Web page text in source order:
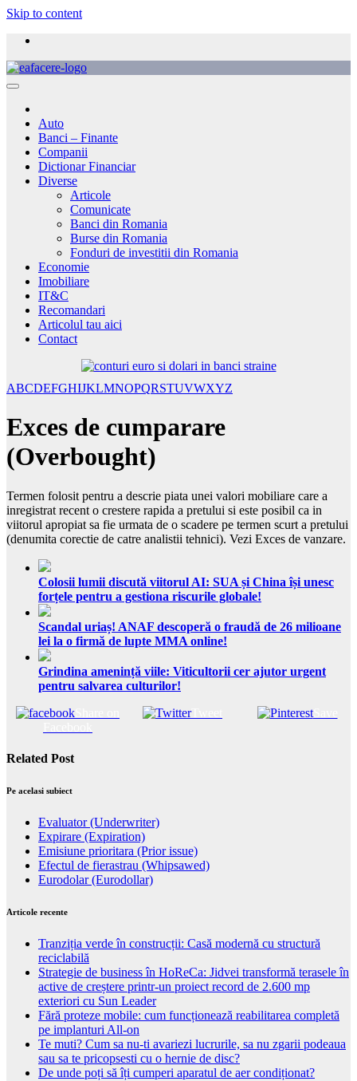
Skip to content
Auto
Banci – Finante
Companii
Dictionar Financiar
Diverse
Articole
Comunicate
Banci din Romania
Burse din Romania
Fonduri de investitii din Romania
Economie
Imobiliare
IT&C
Recomandari
Articolul tau aici
Contact
ABCDEFGHIJKLMNOPQRSTUVWXYZ
Exces de cumparare
(Overbought)
Termen folosit pentru a descrie piata unei valori mobiliare care a
inregistrat recent o crestere rapida a pretului si este posibil ca in
viitorul apropiat sa fie urmata de o scadere pe termen scurt a pretului
(denumita corectie de catre analistii tehnici). Vezi Exces de vanzare.
Colosii lumii discută viitorul AI: SUA și China își unesc
forțele pentru a gestiona riscurile globale!
Scandal uriaș! ANAF descoperă o fraudă de 26 milioane
lei la o firmă de lupte MMA online!
Grindina amenință viile: Viticultorii cer ajutor urgent
pentru salvarea culturilor!
Tweet Save
Related Post
Pe acelasi subiect
Evaluator (Underwriter)
Expirare (Expiration)
Emisiune prioritara (Prior issue)
Efectul de fierastrau (Whipsawed)
Eurodolar (Eurodollar)
Articole recente
Tranziția verde în construcții: Casă modernă cu structură
reciclabilă
Strategie de business în HoReCa: Jidvei transformă terasele în
active de creștere printr-un proiect record de 2.600 mp
exteriori cu Sun Leader
Fără proteze mobile: cum funcționează reabilitarea completă
pe implanturi All-on
Te muti? Cum sa nu-ti avariezi lucrurile, sa nu zgarii podeaua
sau sa te pricopsesti cu o hernie de disc?
De unde poți să îți cumperi aparatul de aer condiționat?